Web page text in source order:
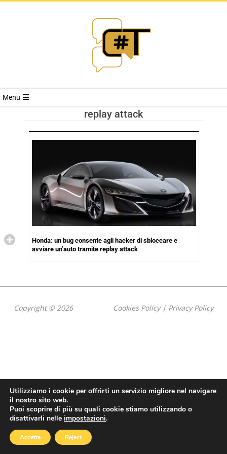
RIVISTA
TRENDS
Menu
replay attack
Honda: un bug consente agli hacker di sbloccare e
avviare un’auto tramite replay attack
Copyright © 2026 Cookies Policy| Privacy Policy
Utilizziamo i cookie per offrirti un servizio migliore nel navigare
il nostro sito web.
Puoi scoprire di più su quali cookie stiamo utilizzando o
disattivarli nelle impostazioni.
Accetta Reject